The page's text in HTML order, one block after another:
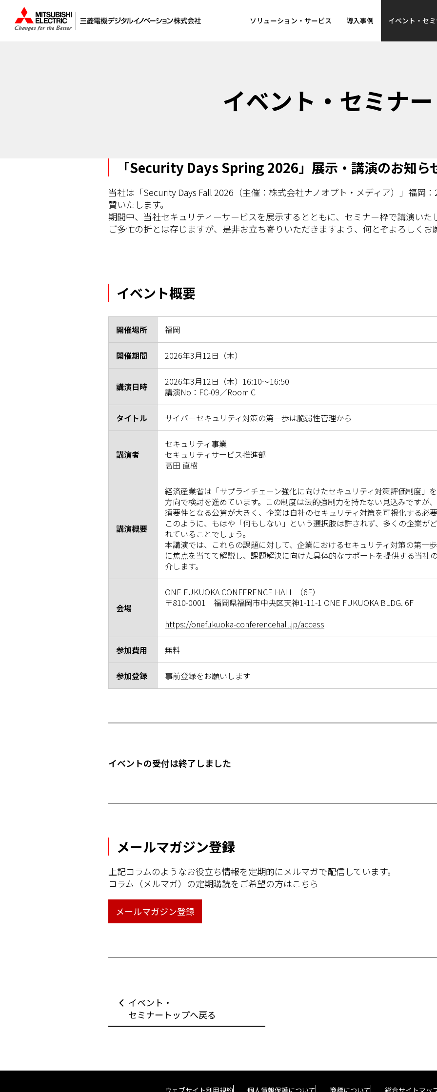
ソリューション・サービス 導入事例 イベント・セ
イベント・セミナー
「Security Days Spring 2026」展示・講演のお知ら
当社は「Security Days Fall 2026（主催：株式会社ナノオプト・メディア）」福岡
賛いたします。
期間中、当社セキュリティーサービスを展示するとともに、セミナー枠で講演いた
ご多忙の折とは存じますが、是非お立ち寄りいただきますよう、何とぞよろしくお
イベント概要
開催場所 福岡
開催期間 2026年3月12日（木）
講演日時
2026年3月12日（木）16:10～16:50
講演No：FC-09／Room C
タイトル サイバーセキュリティ対策の第一歩は脆弱性管理から
講演者
セキュリティ事業
セキュリティサービス推進部
高田 直樹
講演概要
経済産業省は「サプライチェーン強化に向けたセキュリティ対策評価制度」
方向で検討を進めています。この制度は法的強制力を持たない見込みですが
須要件となる公算が大きく、企業は自社のセキュリティ対策を可視化する必
このように、もはや「何もしない」という選択肢は許されず、多くの企業が
れていることでしょう。
本講演では、これらの課題に対して、企業におけるセキュリティ対策の第一
に焦点を当てて解説し、課題解決に向けた具体的なサポートを提供する当社
介します。
会場
ONE FUKUOKA CONFERENCE HALL （6F）
〒810-0001 福岡県福岡市中央区天神1-11-1 ONE FUKUOKA BLDG. 6F
https://onefukuoka-conferencehall.jp/access
参加費用 無料
参加登録 事前登録をお願いします
イベントの受付は終了しました
メールマガジン登録
上記コラムのようなお役立ち情報を定期的にメルマガで配信しています。
コラム（メルマガ）の定期購読をご希望の方はこちら
メールマガジン登録
イベント・
セミナートップへ戻る
ウェブサイト利用規約 個人情報保護について 商標について 総合サイトマッ